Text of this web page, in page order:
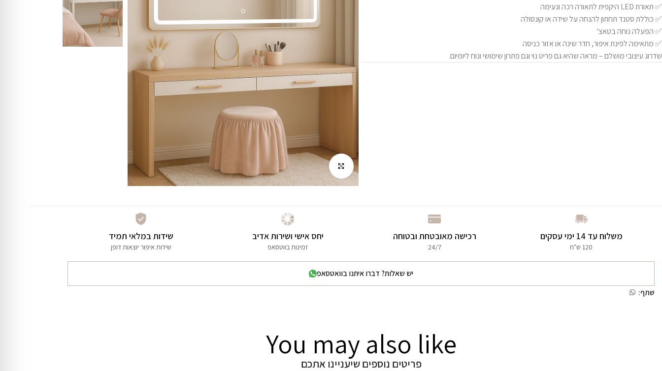
✅ תאורת LED היקפית לתאורה רכה ונעימה
✅ כוללת סטנד תחתון להנחה על שידה או קונסולה
✅ הפעלה נוחה בטאצ'
✅ מתאימה לפינת איפור, חדר שינה או אזור כניסה
שדרוג עיצובי מושלם – מראה שהיא גם פריט נוי וגם פתרון שימושי ונוח ליומיום.
לחץ להגדלה
משלוח עד 14 ימי עסקים
120 ש"ח
רכישה מאובטחת ובטוחה
24/7
יחס אישי ושירות אדיב
זמינות בווטסאפ
שידות במלאי תמיד
שידות איפור יוצאות דופן
יש שאלות? דברו איתנו בוואטסאפ
שתף:
You may also like
פריטים נוספים שיעניינו אתכם